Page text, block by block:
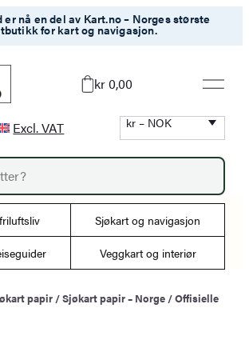
nå en del av Kart.no – Norges største
for kart og navigasjon.
kr 0,00
Excl. VAT kr – NOK
Sjøkart og navigasjon
Veggkart og interiør
papir /Sjøkart papir – Norge /Offisielle